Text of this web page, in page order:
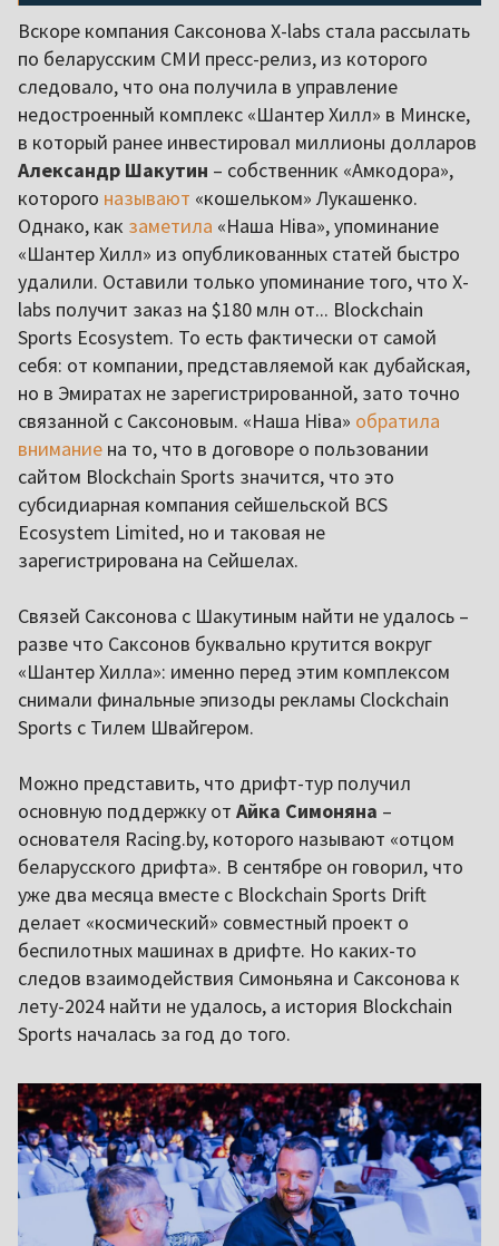
Вскоре компания Саксонова X-labs стала рассылать
по беларусским СМИ пресс-релиз, из которого
следовало, что она получила в управление
недостроенный комплекс «Шантер Хилл» в Минске,
в который ранее инвестировал миллионы долларов
Александр Шакутин – собственник «Амкодора»,
которого называют «кошельком» Лукашенко.
Однако, как заметила «Наша Ніва», упоминание
«Шантер Хилл» из опубликованных статей быстро
удалили. Оставили только упоминание того, что X-
labs получит заказ на $180 млн от... Blockchain
Sports Ecosystem. То есть фактически от самой
себя: от компании, представляемой как дубайская,
но в Эмиратах не зарегистрированной, зато точно
связанной с Саксоновым. «Наша Ніва» обратила
внимание на то, что в договоре о пользовании
сайтом Blockchain Sports значится, что это
субсидиарная компания сейшельской BCS
Ecosystem Limited, но и таковая не
зарегистрирована на Сейшелах.
Связей Саксонова с Шакутиным найти не удалось –
разве что Саксонов буквально крутится вокруг
«Шантер Хилла»: именно перед этим комплексом
снимали финальные эпизоды рекламы Clockchain
Sports с Тилем Швайгером.
Можно представить, что дрифт-тур получил
основную поддержку от Айка Симоняна –
основателя Racing.by, которого называют «отцом
беларусского дрифта». В сентябре он говорил, что
уже два месяца вместе с Blockchain Sports Drift
делает «космический» совместный проект о
беспилотных машинах в дрифте. Но каких-то
следов взаимодействия Симоньяна и Саксонова к
лету-2024 найти не удалось, а история Blockchain
Sports началась за год до того.